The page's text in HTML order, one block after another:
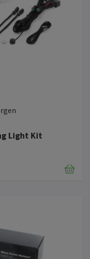
Light Kit